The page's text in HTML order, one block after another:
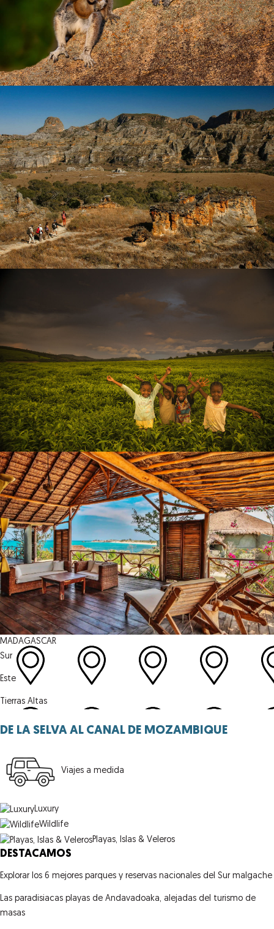
MADAGASCAR
Sur
Este
Tierras Altas
DE LA SELVA AL CANAL DE MOZAMBIQUE
Viajes a medida
Luxury
Wildlife
Playas, Islas & Veleros
DESTACAMOS
Explorar los 6 mejores parques y reservas nacionales del Sur malgache
Las paradisiacas playas de Andavadoaka, alejadas del turismo de
masas